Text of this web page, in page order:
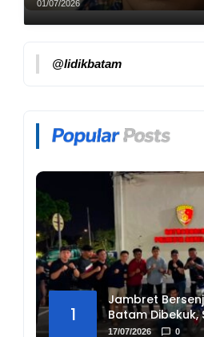
01/07/2026
@lidikbatam
1
Jambret
Batam Dibekuk,
17/07/2026 0